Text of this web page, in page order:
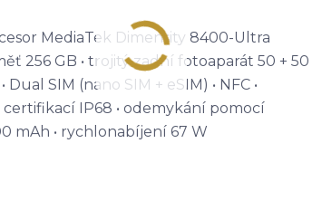
MediaTek Dimensity 8400-Ultra
256 GB • trojitý zadní fotoaparát 50 + 50
SIM (nano SIM + eSIM) • NFC •
certifikací IP68 • odemykání pomocí
mAh • rychlonabíjení 67 W